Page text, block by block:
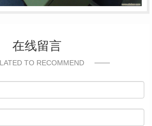
在线留言
TO RECOMMEND